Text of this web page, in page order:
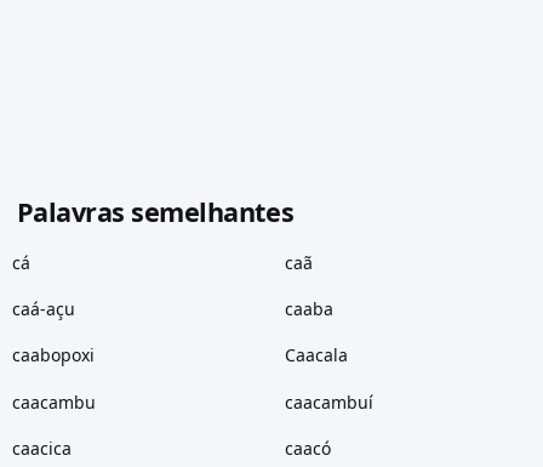
Palavras semelhantes
cá caã
caá-açu caaba
caabopoxi Caacala
caacambu caacambuí
caacica caacó